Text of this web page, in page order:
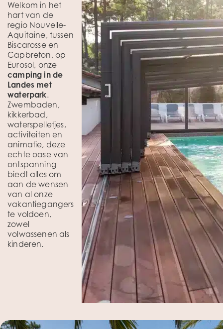
Welkom in het
hart van de
regio Nouvelle-
Aquitaine, tussen
Biscarosse en
Capbreton, op
Eurosol, onze
camping in de
Landes met
waterpark.
Zwembaden,
kikkerbad,
waterspelletjes,
activiteiten en
animatie, deze
echte oase van
ontspanning
biedt alles om
aan de wensen
van al onze
vakantiegangers
te voldoen,
zowel
volwassenen als
kinderen.